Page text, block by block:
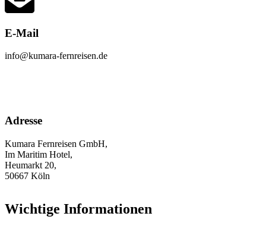
E-Mail
info@kumara-fernreisen.de
Adresse
Kumara Fernreisen GmbH,
Im Maritim Hotel,
Heumarkt 20,
50667 Köln
Wichtige Informationen